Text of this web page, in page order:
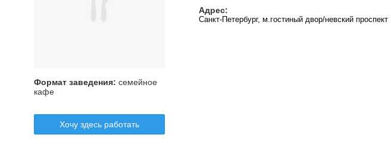
Адрес:
Санкт-Петербург, м.гостиный двор/невский проспект
Формат заведения: семейное
кафе
Хочу здесь работать